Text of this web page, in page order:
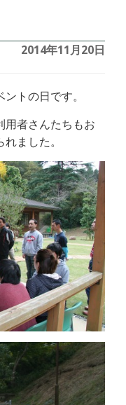
2014年11月20日
トの日です。
用者さんたちもお
ました。